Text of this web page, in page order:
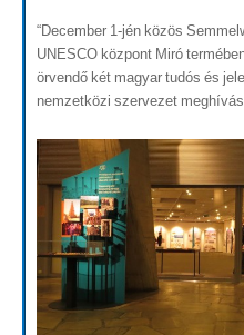
“December 1-jén közös
UNESCO központ Miró
örvendő két magyar tudós és
nemzetközi szervezet